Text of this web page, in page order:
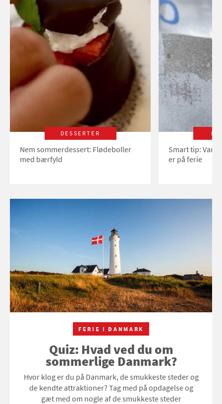
DESSERTER
Nem sommerdessert: Flødeboller
med bærfyld
Smart tip:
er på ferie
FERIE I DANMARK
Quiz: Hvad ved du om
sommerlige Danmark?
Hvor klog er du på Danmark, de smukkeste steder og
de kendte attraktioner? Tag med på opdagelse og
gæt med om nogle af de smukkeste steder